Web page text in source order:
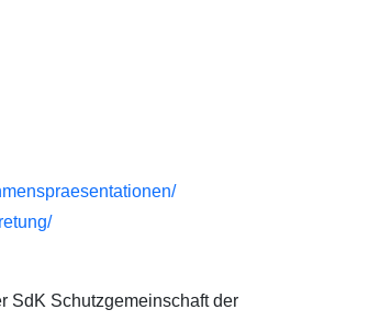
SdK Schutzgemeinschaft der